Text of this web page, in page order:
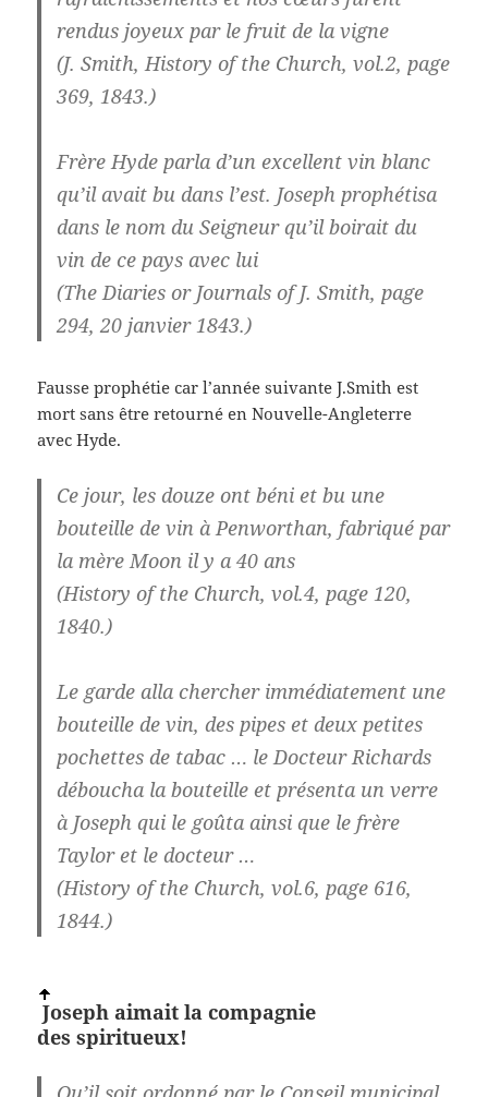
rendus joyeux par le fruit de la vigne
(J. Smith, History of the Church, vol.2, page
369, 1843.)
Frère Hyde parla d’un excellent vin blanc
qu’il avait bu dans l’est. Joseph prophétisa
dans le nom du Seigneur qu’il boirait du
vin de ce pays avec lui
(The Diaries or Journals of J. Smith, page
294, 20 janvier 1843.)
Fausse prophétie car l’année suivante J.Smith est
mort sans être retourné en Nouvelle-Angleterre
avec Hyde.
Ce jour, les douze ont béni et bu une
bouteille de vin à Penworthan, fabriqué par
la mère Moon il y a 40 ans
(History of the Church, vol.4, page 120,
1840.)
Le garde alla chercher immédiatement une
bouteille de vin, des pipes et deux petites
pochettes de tabac … le Docteur Richards
déboucha la bouteille et présenta un verre
à Joseph qui le goûta ainsi que le frère
Taylor et le docteur …
(History of the Church, vol.6, page 616,
1844.)
Joseph aimait la compagnie
desspiritueux!